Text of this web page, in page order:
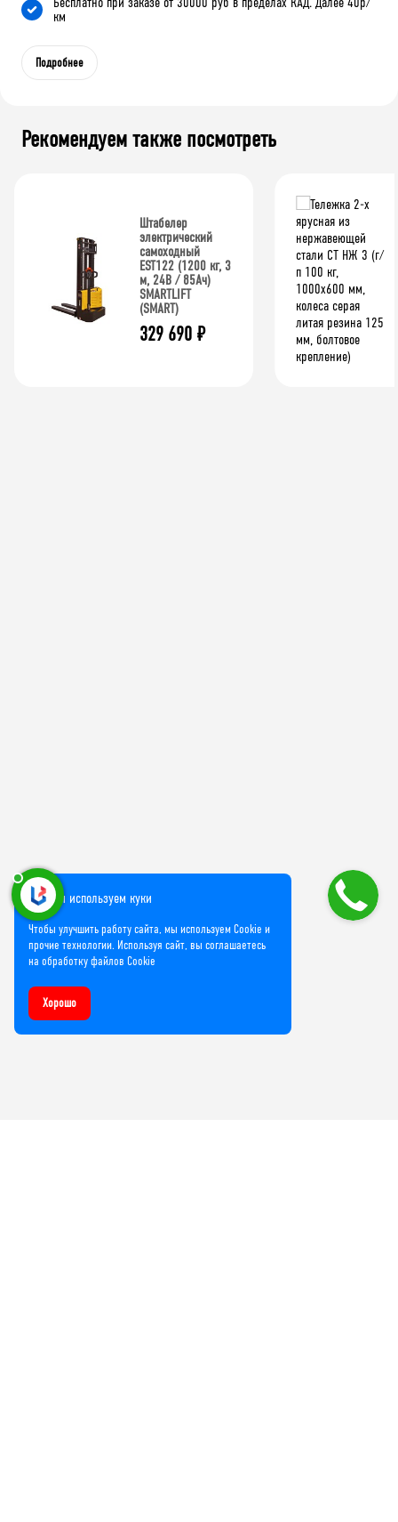
км
Подробнее
Рекомендуем также посмотреть
Штабелер
электрический
самоходный
EST122 (1200 кг, 3
м, 24В / 85Ач)
SMARTLIFT
(SMART)
329 690 ₽
Мы используем куки
Чтобы улучшить работу сайта, мы используем Cookie и
прочие технологии. Используя сайт, вы соглашаетесь
на обработку файлов Cookie
Хорошо